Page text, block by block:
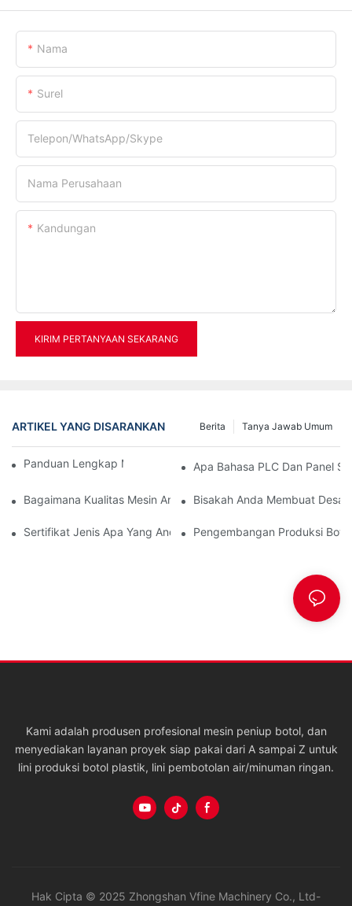
Nama
Surel
Telepon/WhatsApp/Skype
Nama Perusahaan
Kandungan
KIRIM PERTANYAAN SEKARANG
ARTIKEL YANG DISARANKAN Tanya Jawab Umum
Berita
Panduan Lengkap Mesin Cetak Tiup PETApa Bahasa PLC Dan Panel
Bagaimana Kualitas Mesin Anda? Bisakah Anda Membuat
Sertifikat Jenis Apa Yang Anda Miliki?Pengembangan Produksi
Kami adalah produsen profesional mesin peniup botol, dan
menyediakan layanan proyek siap pakai dari A sampai Z untuk
lini produksi botol plastik, lini pembotolan air/minuman ringan.
Hak Cipta © 2025 Zhongshan Vfine Machinery Co., Ltd-